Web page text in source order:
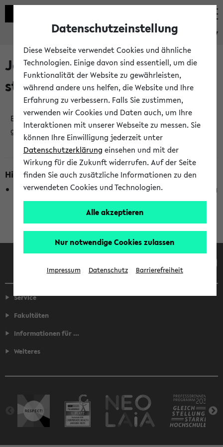
eKVV
Jetzt und in Kürze
stattfindende Veranstaltungen
Es wurden keine jetzt stattfindenden Veranstaltungen
gefunden!
Hinweise zur Liste
Die Anzeige ist semesterübergreifend und nicht abhängig
vom im eKVV gewählten Semester.
Facebook Instagram LinkedIn TikTok
Service
Fakultäten
Informationen für ...
Weiteres
Datenschutzeinstellung
Diese Webseite verwendet Cookies und ähnliche
Technologien. Einige davon sind essentiell, um die
Funktionalität der Website zu gewährleisten,
während andere uns helfen, die Website und Ihre
Erfahrung zu verbessern. Falls Sie zustimmen,
verwenden wir Cookies und Daten auch, um Ihre
Interaktionen mit unserer Webseite zu messen. Sie
können Ihre Einwilligung jederzeit unter
Datenschutzerklärung einsehen und mit der
Wirkung für die Zukunft widerrufen. Auf der Seite
finden Sie auch zusätzliche Informationen zu den
verwendeten Cookies und Technologien.
Alle akzeptieren
Nur notwendige Cookies zulassen
Impressum Datenschutz Barrierefreiheit